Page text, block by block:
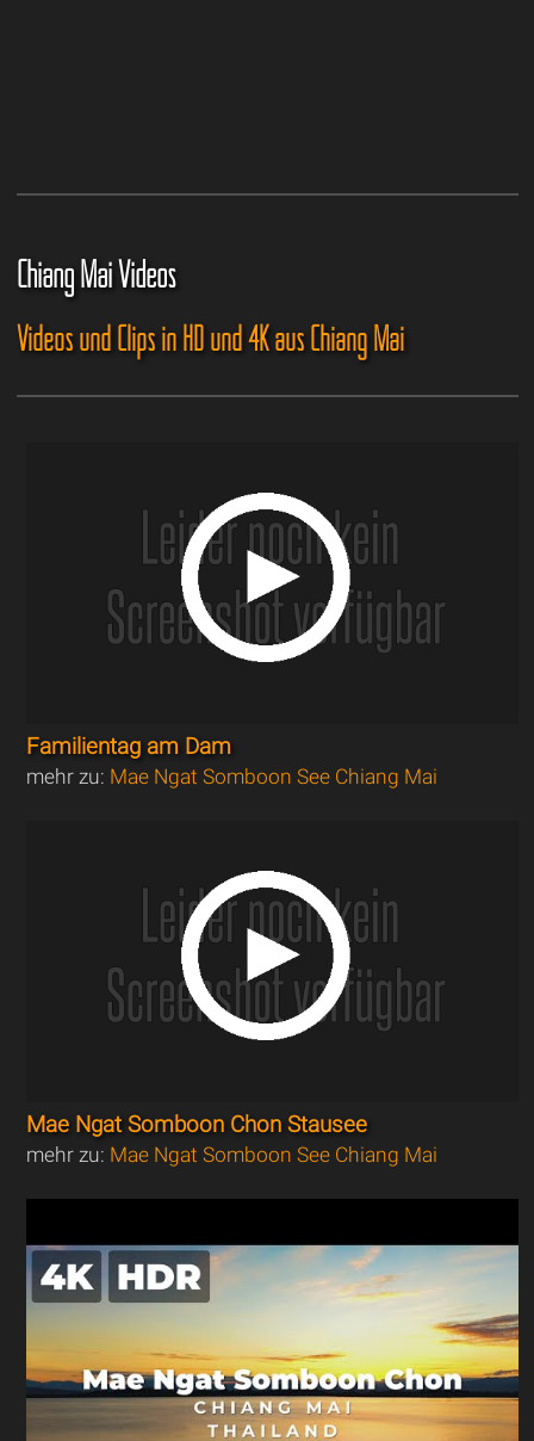
Chiang Mai Videos
Videos und Clips in HD und 4K aus Chiang Mai
Familientag am Dam
mehr zu: Mae Ngat Somboon See Chiang Mai
Mae Ngat Somboon Chon Stausee
mehr zu: Mae Ngat Somboon See Chiang Mai